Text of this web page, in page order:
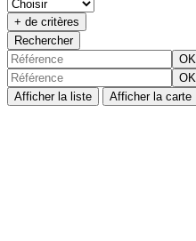
+ de critères
Rechercher
OK
OK
Afficher la liste
Afficher la carte